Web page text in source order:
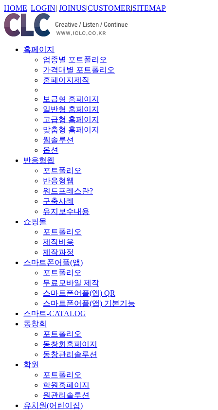
HOME| LOGIN| JOINUS|CUSTOMER|SITEMAP
홈페이지
업종별 포트폴리오
가격대별 포트폴리오
홈페이지제작
보급형 홈페이지
일반형 홈페이지
고급형 홈페이지
맞춤형 홈페이지
웹솔루션
옵션
반응형웹
포트폴리오
반응형웹
워드프레스란?
구축사례
유지보수내용
쇼핑몰
포트폴리오
제작비용
제작과정
스마트폰어플(앱)
포트폴리오
무료모바일 제작
스마트폰어플(앱) QR
스마트폰어플(앱) 기본기능
스마트-CATALOG
동창회
포트폴리오
동창회홈페이지
동창관리솔루션
학원
포트폴리오
학원홈페이지
원관리솔루션
유치원(어린이집)